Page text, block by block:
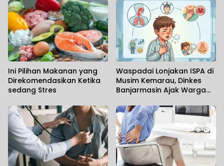
Ini Pilihan Makanan yang
Direkomendasikan Ketika
sedang Stres
Waspadai Lonjakan ISPA di
Musim Kemarau, Dinkes
Banjarmasin Ajak Warga